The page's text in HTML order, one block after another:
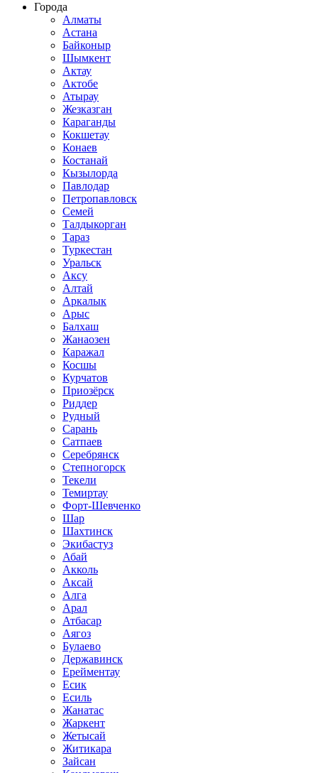
Города
Алматы
Астана
Байконыр
Шымкент
Актау
Актобе
Атырау
Жезказган
Караганды
Кокшетау
Конаев
Костанай
Кызылорда
Павлодар
Петропавловск
Семей
Талдыкорган
Тараз
Туркестан
Уральск
Аксу
Алтай
Аркалык
Арыс
Балхаш
Жанаозен
Каражал
Косшы
Курчатов
Приозёрск
Риддер
Рудный
Сарань
Сатпаев
Серебрянск
Степногорск
Текели
Темиртау
Форт-Шевченко
Шар
Шахтинск
Экибастуз
Абай
Акколь
Аксай
Алга
Арал
Атбасар
Аягоз
Булаево
Державинск
Ерейментау
Есик
Есиль
Жанатас
Жаркент
Жетысай
Житикара
Зайсан